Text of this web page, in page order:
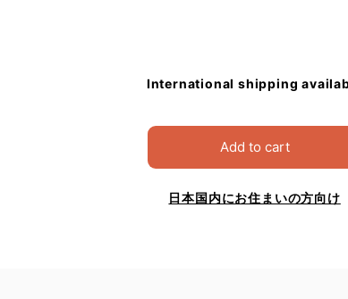
International shipping
Add to cart
日本国内にお住まいの方向け